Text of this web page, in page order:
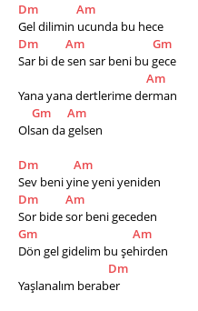
Dm
Am
Gel dilimin ucunda bu hece
Dm
Am
Gm
Sar bi de sen sar beni bu gece
Am
Yana yana dertlerime derman
Gm
Am
Olsan da gelsen
Dm
Am
Sev beni yine yeni yeniden
Dm
Am
Sor bide sor beni geceden
Gm
Am
Dön gel gidelim bu şehirden
Dm
Yaşlanalım beraber